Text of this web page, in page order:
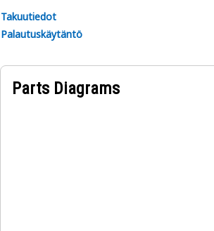
Takuutiedot
Palautuskäytäntö
Parts Diagrams